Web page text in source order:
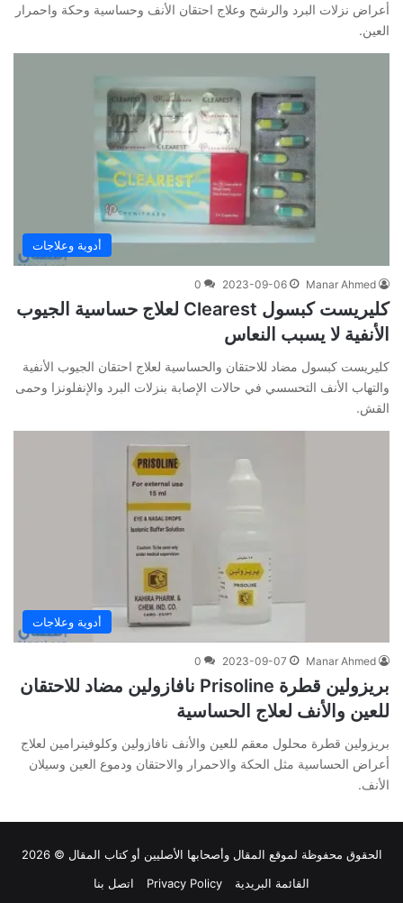
أعراض نزلات البرد والرشح وعلاج احتقان الأنف وحساسية وحكة واحمرار
العين.
أدوية وعلاجات
Manar Ahmed
2023-09-06
0
كليريست كبسول Clearest لعلاج حساسية الجيوب
الأنفية لا يسبب النعاس
كليريست كبسول مضاد للاحتقان والحساسية لعلاج احتقان الجيوب الأنفية
والتهاب الأنف التحسسي في حالات الإصابة بنزلات البرد والإنفلونزا وحمى
القش.
أدوية وعلاجات
Manar Ahmed
2023-09-07
0
بريزولين قطرة Prisoline نافازولين مضاد للاحتقان
للعين والأنف لعلاج الحساسية
بريزولين قطرة محلول معقم للعين والأنف نافازولين وكلوفينرامين لعلاج
أعراض الحساسية مثل الحكة والاحمرار والاحتقان ودموع العين وسيلان
الأنف.
الحقوق محفوظة لموقع المقال وأصحابها الأصليين أو كتاب المقال © 2026
القائمة البريدية
Privacy Policy اتصل بنا